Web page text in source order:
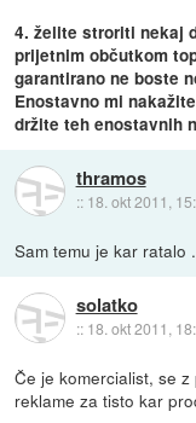
4. želite stroriti nekaj
prijetnim občutkom
garantirano ne boste
Enostavno mi
držite teh enostavnih
thramos
:: 18. okt 2011,
Sam temu je kar ratalo
solatko
:: 18. okt 2011,
Če je komercialist, se
reklame za tisto kar